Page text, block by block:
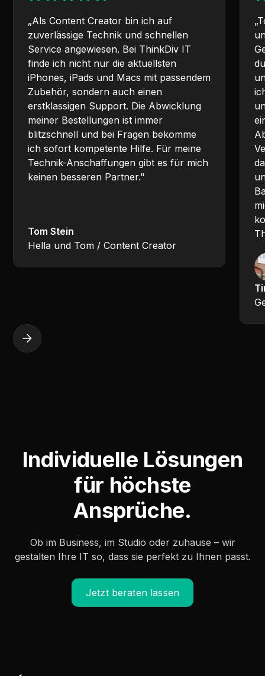
„Als Content Creator bin ich auf
zuverlässige Technik und schnellen
Service angewiesen. Bei ThinkDiv IT
finde ich nicht nur die aktuellsten
iPhones, iPads und Macs mit passendem
Zubehör, sondern auch einen
erstklassigen Support. Die Abwicklung
meiner Bestellungen ist immer
blitzschnell und bei Fragen bekomme
ich sofort kompetente Hilfe. Für meine
Technik-Anschaffungen gibt es für mich
keinen besseren Partner."
Tom Stein
Hella und Tom / Content Creator
Individuelle Lösungen
für höchste
Ansprüche.
Ob im Business, im Studio oder zuhause – wir
gestalten Ihre IT so, dass sie perfekt zu Ihnen passt.
Jetzt beraten lassen